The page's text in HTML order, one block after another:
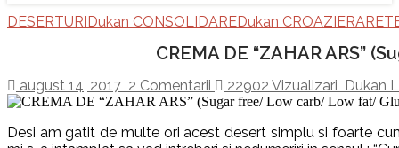
DESERTURIDukan CONSOLIDAREDukan CROAZIERA
CREMA DE “ZAHAR
august 14, 2017 2 Comentarii 22902 Vizualizari Dukan
Desi am gatit de multe ori acest desert simplu si foarte